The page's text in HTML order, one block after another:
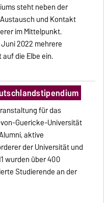
steht neben der
und Kontakt
im Mittelpunkt.
2022 mehrere
die Elbe ein.
für das
Guericke-Universität
aktive
der Universität und
wurden über 400
Studierende an der